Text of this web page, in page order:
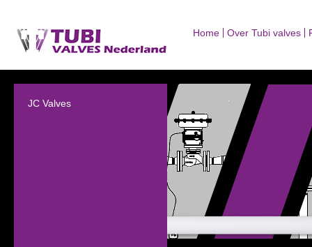
Home Over Tubi valves
JC Valves